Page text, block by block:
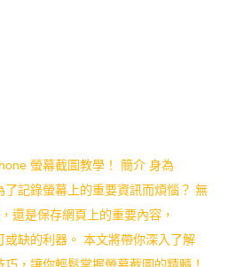
螢幕截圖教學！ 簡介 身為
記錄螢幕上的重要資訊而煩惱？ 無
還是保存網頁上的重要內容，
缺的利器。 本文將帶你深入了解
，讓你輕鬆掌握螢幕截圖的精髓！